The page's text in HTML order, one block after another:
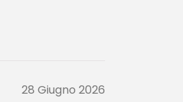
28 Giugno 2026